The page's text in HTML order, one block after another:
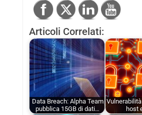
Articoli Correlati:
Data Breach: Alpha Team
pubblica 15GB di dati…
host